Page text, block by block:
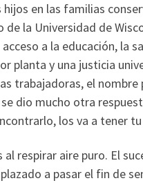
en las familias
de la Universidad de
a la educación, la
planta y una justicia
trabajadoras, el
dio mucho otra
los va a tener
respirar aire puro. El
a pasar el fin de